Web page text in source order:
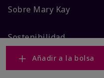
Añadir a la bolsa
Sobre Mary Kay
Sostenibilidad
Promesa De Producto